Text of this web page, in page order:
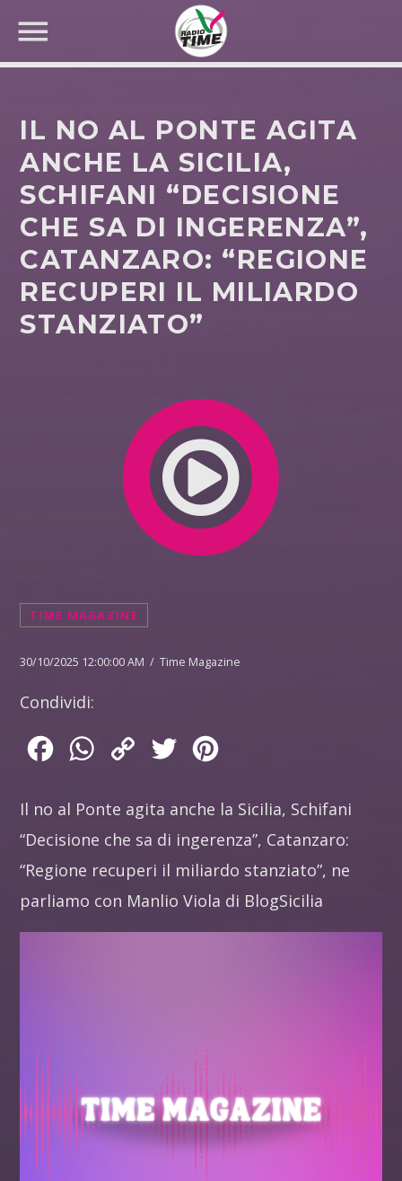
CERCA NEL SITO WEB:
IL NO AL PONTE AGITA
ANCHE LA SICILIA,
SCHIFANI “DECISIONE
CHE SA DI INGERENZA”,
CATANZARO: “REGIONE
RECUPERI IL MILIARDO
STANZIATO”
TIME MAGAZINE
30/10/2025 12:00:00 AM / Time Magazine
Condividi:
FacebookWhatsApp
Copy
Twitter
Il no al Ponte agita anche la Sicilia, Schifani
“Decisione che sa di ingerenza”, Catanzaro:
“Regione recuperi il miliardo stanziato”, ne
parliamo con Manlio Viola di BlogSicilia